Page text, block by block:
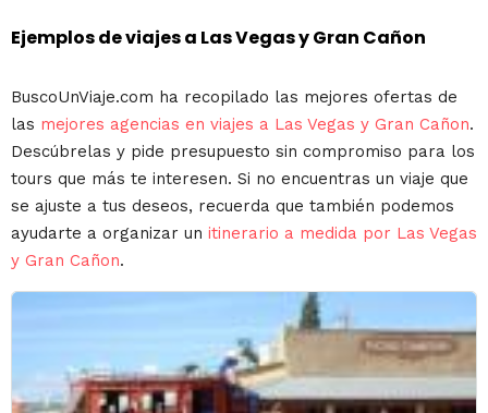
Ejemplos de viajes a Las Vegas y Gran Cañon
BuscoUnViaje.com ha recopilado las mejores ofertas de
las mejores agencias en viajes a Las Vegas y Gran Cañon.
Descúbrelas y pide presupuesto sin compromiso para los
tours que más te interesen. Si no encuentras un viaje que
se ajuste a tus deseos, recuerda que también podemos
ayudarte a organizar un itinerario a medida por Las Vegas
y Gran Cañon.